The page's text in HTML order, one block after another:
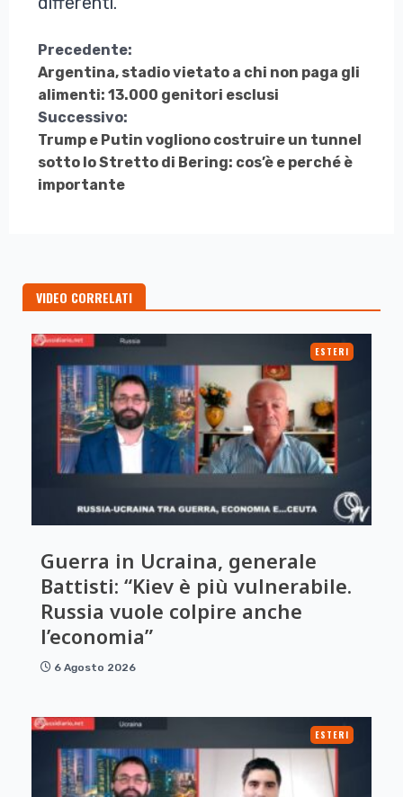
Continua
a
Leggere
Precedente:
Argentina, stadio vietato a chi non paga gli
alimenti: 13.000 genitori esclusi
Successivo:
Trump e Putin vogliono costruire un tunnel
sotto lo Stretto di Bering: cos’è e perché è
importante
VIDEO CORRELATI
ESTERI
Guerra in Ucraina, generale
Battisti: “Kiev è più vulnerabile.
Russia vuole colpire anche
l’economia”
6 Agosto 2026
ESTERI